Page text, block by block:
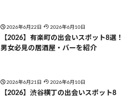
2026年6月22日 2026年6月10日
【2026】有楽町の出会いスポット8選！
男女必見の居酒屋・バーを紹介
2026年6月21日 2026年6月10日
【2026】渋谷横丁の出会いスポット8